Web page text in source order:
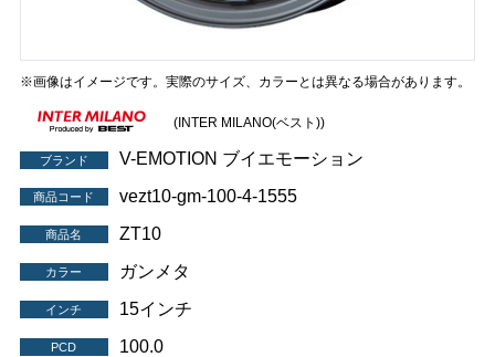
※画像はイメージです。実際のサイズ、カラーとは異なる場合があります。
(INTER MILANO(ベスト))
ブランド V-EMOTION ブイエモーション
商品コード vezt10-gm-100-4-1555
商品名 ZT10
カラー ガンメタ
インチ 15インチ
PCD 100.0